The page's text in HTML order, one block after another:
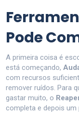
Pode
A primeira coisa é
está começando,
com recursos
remover ruídos. Para
gastar muito, o
completa e depois um